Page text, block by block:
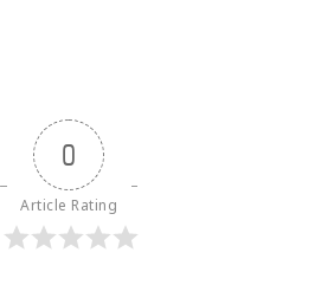
0
Article Rating